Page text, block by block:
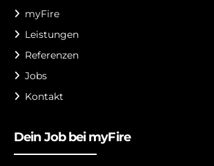
myFire
Leistungen
Referenzen
Jobs
Kontakt
Dein Job bei myFire